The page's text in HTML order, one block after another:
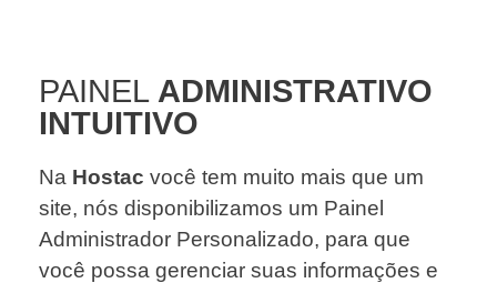
PAINEL ADMINISTRATIVO
INTUITIVO
Na Hostac você tem muito mais que um
site, nós disponibilizamos um Painel
Administrador Personalizado, para que
você possa gerenciar suas informações e